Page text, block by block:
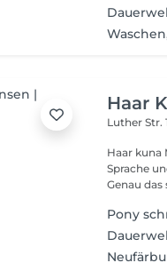
Haar
Luther Str.
Haar kuna
Sprache
Genau das
Pony